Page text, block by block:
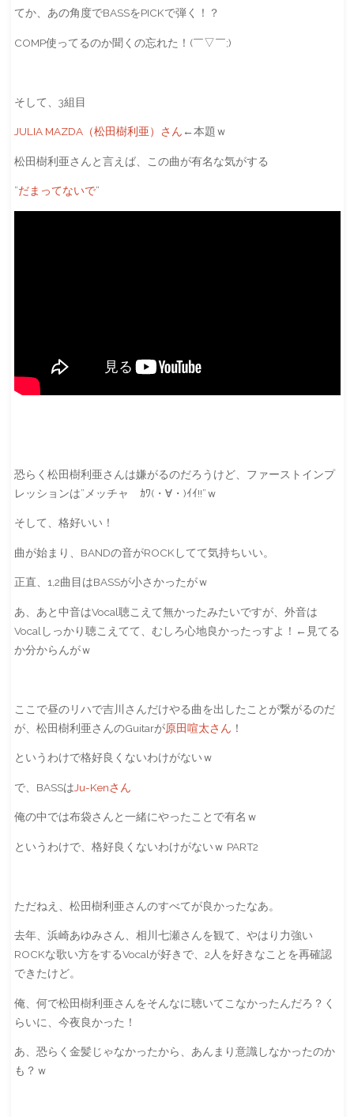
てか、あの角度でBASSをPICKで弾く！？
COMP使ってるのか聞くの忘れた！(￣▽￣;)
そして、3組目
JULIA MAZDA（松田樹利亜）さん ←本題ｗ
松田樹利亜さんと言えば、この曲が有名な気がする
”だまってないで”
恐らく松田樹利亜さんは嫌がるのだろうけど、ファーストインプ
レッションは”メッチャ ｶﾜ(・∀・)ｲｲ!!”ｗ
そして、格好いい！
曲が始まり、BANDの音がROCKしてて気持ちいい。
正直、1,2曲目はBASSが小さかったがｗ
あ、あと中音はVocal聴こえて無かったみたいですが、外音は
Vocalしっかり聴こえてて、むしろ心地良かったっすよ！←見てる
か分からんがｗ
ここで昼のリハで吉川さんだけやる曲を出したことが繋がるのだ
が、松田樹利亜さんのGuitarが原田喧太さん ！
というわけで格好良くないわけがないｗ
で、BASSは Ju-Kenさん
俺の中では布袋さんと一緒にやったことで有名ｗ
というわけで、格好良くないわけがないｗ PART2
ただねえ、松田樹利亜さんのすべてが良かったなあ。
去年、浜崎あゆみさん、相川七瀬さんを観て、やはり力強い
ROCKな歌い方をするVocalが好きで、2人を好きなことを再確認
できたけど。
俺、何で松田樹利亜さんをそんなに聴いてこなかったんだろ？く
らいに、今夜良かった！
あ、恐らく金髪じゃなかったから、あんまり意識しなかったのか
も？ｗ